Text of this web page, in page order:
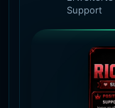
Support